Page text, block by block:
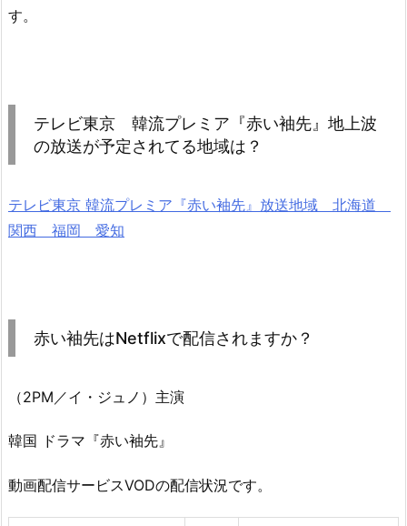
す。
テレビ東京 韓流プレミア『赤い袖先』地上波
の放送が予定されてる地域は？
テレビ東京 韓流プレミア『赤い袖先』放送地域 北海道
関西 福岡 愛知
赤い袖先はNetflixで配信されますか？
（2PM／イ・ジュノ）主演
韓国 ドラマ『赤い袖先』
動画配信サービスVODの配信状況です。